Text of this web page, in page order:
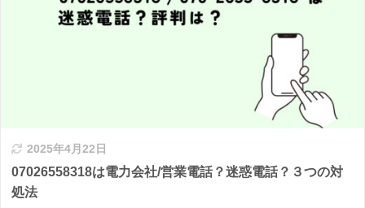
2025年4月22日
07026558318は電力会社/営業電話？迷惑電話？３つの対
処法